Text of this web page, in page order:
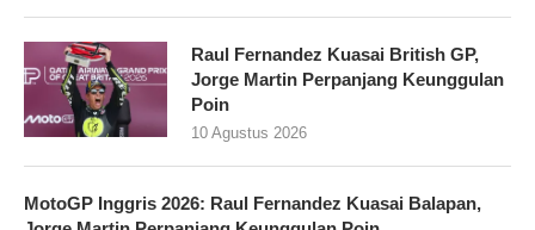
Raul Fernandez Kuasai British GP,
Jorge Martin Perpanjang Keunggulan
Poin
10 Agustus 2026
MotoGP Inggris 2026: Raul Fernandez Kuasai Balapan,